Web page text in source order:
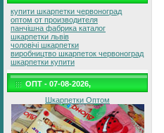
купити шкарпетки червоноград
оптом от производителя
панчішна фабрика каталог
шкарпетки львів
чоловічі шкарпетки
виробництво шкарпеток червоноград
шкарпетки купити
ОПТ - 07-08-2026,
Шкарпетки Оптом